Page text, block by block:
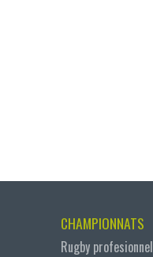
CHAMPIONNATS
Rugby profesionnel